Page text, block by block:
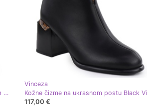
Kožne čizme na ukrasnom postu smeđim Vinceza 66811A smeđa
Vinceza
117,00 €